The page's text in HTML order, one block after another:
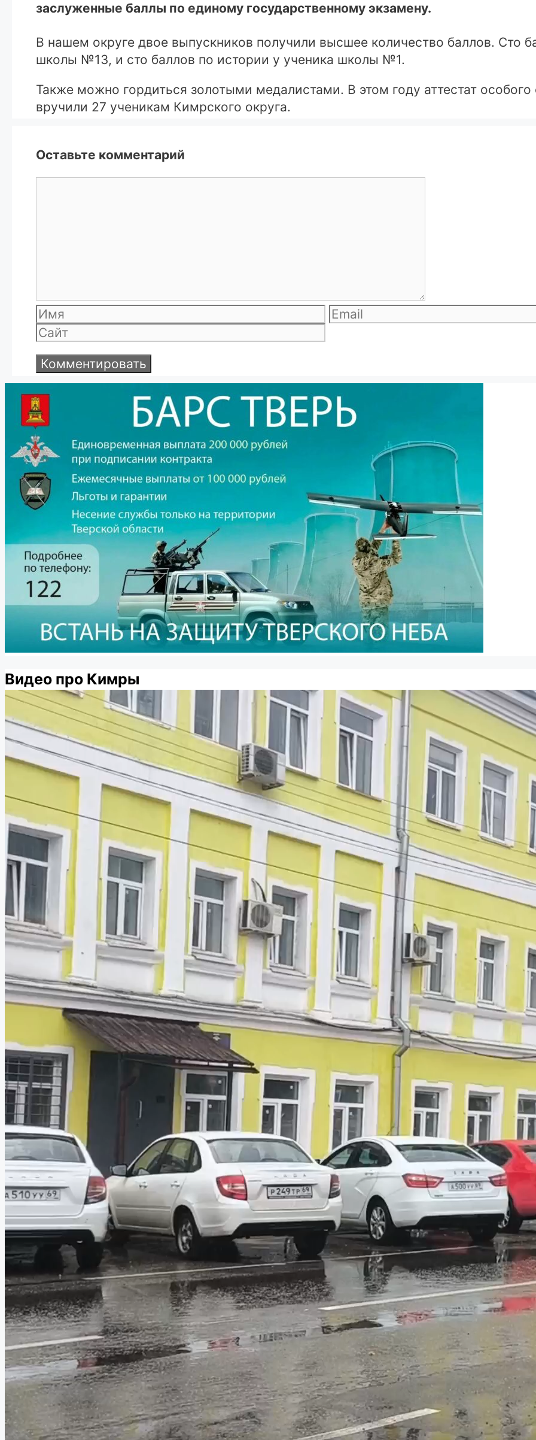
заслуженные баллы по единому государственному экзамену.
В нашем округе двое выпускников получили высшее количество баллов. Сто
школы №13, и сто баллов по истории у ученика школы №1.
Также можно гордиться золотыми медалистами. В этом году аттестат
вручили 27 ученикам Кимрского округа.
Оставьте комментарий
Имя Email
Видео про Кимры